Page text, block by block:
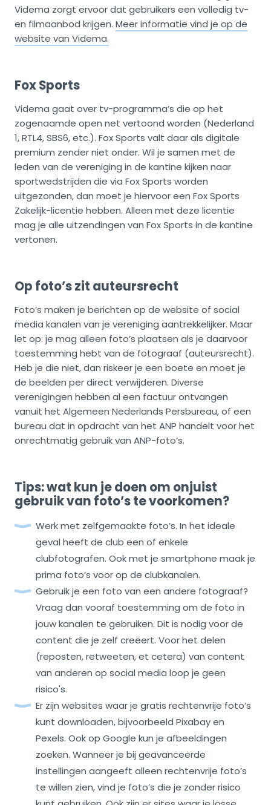
Videma zorgt ervoor dat gebruikers een volledig tv-
en filmaanbod krijgen. Meer informatie vind je op de
website van Videma.
Fox Sports
Videma gaat over tv-programma’s die op het
zogenaamde open net vertoond worden (Nederland
1, RTL4, SBS6, etc.). Fox Sports valt daar als digitale
premium zender niet onder. Wil je samen met de
leden van de vereniging in de kantine kijken naar
sportwedstrijden die via Fox Sports worden
uitgezonden, dan moet je hiervoor een Fox Sports
Zakelijk-licentie hebben. Alleen met deze licentie
mag je alle uitzendingen van Fox Sports in de kantine
vertonen.
Op foto’s zit auteursrecht
Foto’s maken je berichten op de website of social
media kanalen van je vereniging aantrekkelijker. Maar
let op: je mag alleen foto’s plaatsen als je daarvoor
toestemming hebt van de fotograaf (auteursrecht).
Heb je die niet, dan riskeer je een boete en moet je
de beelden per direct verwijderen. Diverse
verenigingen hebben al een factuur ontvangen
vanuit het Algemeen Nederlands Persbureau, of een
bureau dat in opdracht van het ANP handelt voor het
onrechtmatig gebruik van ANP-foto’s.
Tips: wat kun je doen om onjuist
gebruik van foto’s te voorkomen?
Werk met zelfgemaakte foto’s. In het ideale
geval heeft de club een of enkele
clubfotografen. Ook met je smartphone maak je
prima foto’s voor op de clubkanalen.
Gebruik je een foto van een andere fotograaf?
Vraag dan vooraf toestemming om de foto in
jouw kanalen te gebruiken. Dit is nodig voor de
content die je zelf creëert. Voor het delen
(reposten, retweeten, et cetera) van content
van anderen op social media loop je geen
risico's.
Er zijn websites waar je gratis rechtenvrije foto’s
kunt downloaden, bijvoorbeeld Pixabay en
Pexels. Ook op Google kun je afbeeldingen
zoeken. Wanneer je bij geavanceerde
instellingen aangeeft alleen rechtenvrije foto’s
te willen zien, vind je foto’s die je zonder risico